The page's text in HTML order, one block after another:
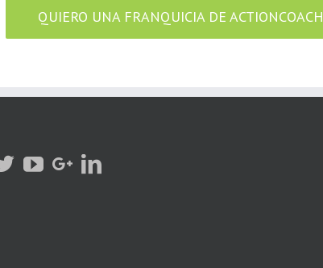
QUIERO UNA FRANQUICIA DE ACTIONCOACH